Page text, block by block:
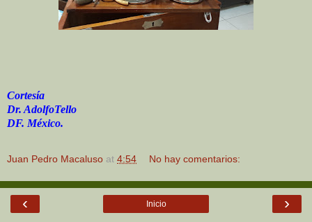
Cortesía
Dr. AdolfoTello
DF. México.
Juan Pedro Macaluso at 4:54 No hay comentarios:
‹ ›
Inicio